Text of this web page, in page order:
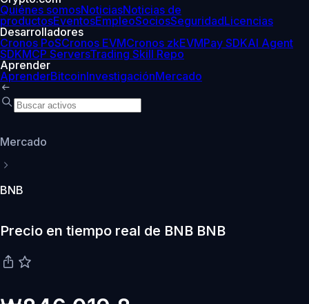
Quiénes somosNoticiasNoticias de
productosEventosEmpleoSociosSeguridadLicencias
Desarrolladores
Cronos PoSCronos EVMCronos zkEVMPay SDKAI Agent
SDKMCP ServersTrading Skill Repo
Aprender
AprenderBitcoinInvestigaciónMercado
Mercado
BNB
Precio en tiempo real de BNB BNB